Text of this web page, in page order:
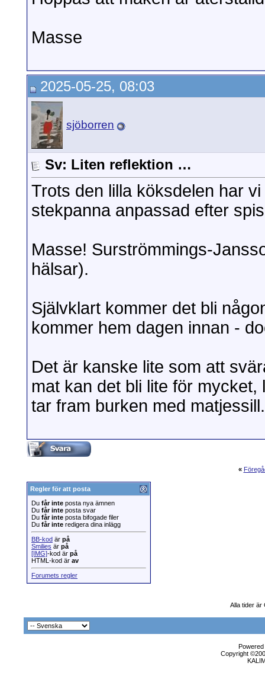
Masse
2025-05-25, 08:03
sjöborren
Sv: Liten reflektion …
Trots den lilla köksdelen har
stekpanna anpassad efter
Masse! Surströmmings-
hälsar).
Självklart kommer det bli
kommer hem dagen innan -
Det är kanske lite som att
mat kan det bli lite för
tar fram burken med
«
Regler för att posta
Du får inte posta nya ämnen
Du får inte posta svar
Du får inte posta bifogade filer
Du får inte redigera dina inlägg
BB-kod är på
Smilies är på
[IMG]-kod är på
HTML-kod är av
Forumets regler
Alla tider är
Copyright